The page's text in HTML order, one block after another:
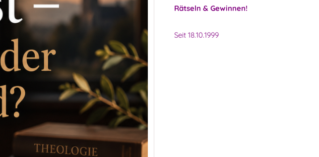
Rätseln & Gewinnen!
Seit 18.10.1999